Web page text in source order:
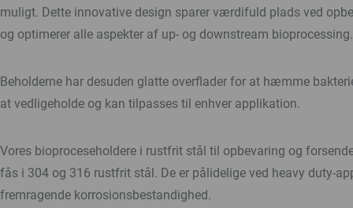
muligt. Dette innovative design sparer værdifuld plads ved
og optimerer alle aspekter af up- og downstream bioprocessing.
Beholderne har desuden glatte overflader for at hæmme
at vedligeholde og kan tilpasses til enhver applikation.
Vores bioproceseholdere i rustfrit stål til opbevaring og
fås i 304 og 316 rustfrit stål. De er pålidelige ved heavy duty-
fremragende korrosionsbestandighed.